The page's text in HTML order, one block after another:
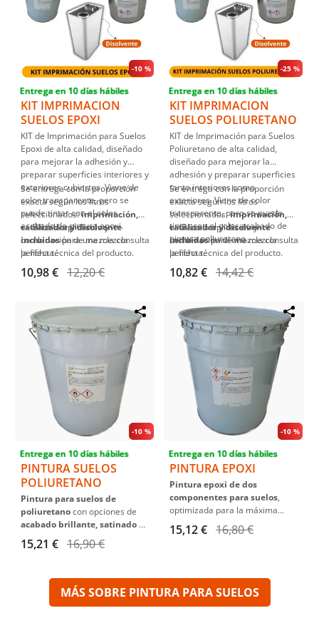
-10 %
Entrega en 10 días hábiles
KIT IMPRIMACION
SUELOS EPOXI
KIT de Imprimación para Suelos
Epoxi de alta calidad, diseñado
para mejorar la adhesión y
preparar superficies interiores y
exteriores cubiertos. Viene de
color transparente, pero se
puede tintar con el color
acabado de pintura epoxi.
Se entrega con la proporción
exacta según los litros
seleccionados:imprimación,
catalizador y disolvente
incluidospara una mezcla
perfecta.
Para la aplicación y
combinación de mezcla consulta
la ficha técnica del producto.
10,98 € 12,20 €
-25 %
Entrega en 10 días hábiles
KIT IMPRIMACION
SUELOS POLIURETANO
KIT de Imprimación para Suelos
Poliuretano de alta calidad,
diseñado para mejorar la
adhesión y preparar superficies
tanto interiores como
exteriores. Viene de color
transparente, pero se puede
tintar con el color acabado de
pintura poliuretano.
Se entrega con la proporción
exacta según los litros
seleccionados:imprimación,
catalizador y disolvente
incluidospara una mezcla
perfecta.
Para la aplicación y
combinación de mezcla consulta
la ficha técnica del producto.
10,82 € 14,42 €
-10 %
Entrega en 10 días hábiles
PINTURA SUELOS
POLIURETANO
Pintura para suelos de
poliuretanocon opciones de
acabado brillante, satinado o
mate , diseñada para resistir el
tráfico pesado y la abrasión.
protección contra agentes
químicos y atmosféricos,
asegurando una larga
15,21 € 16,90 €
-10 %
Entrega en 10 días hábiles
PINTURA EPOXI
Pintura epoxi de dos
componentes para suelos,
optimizada para la máxima
resistencia y durabilidad.
Formulada parainteriores o
excepcional y una película
resistente a la abrasión,
15,12 € 16,80 €
MÁS SOBRE PINTURA PARA SUELOS